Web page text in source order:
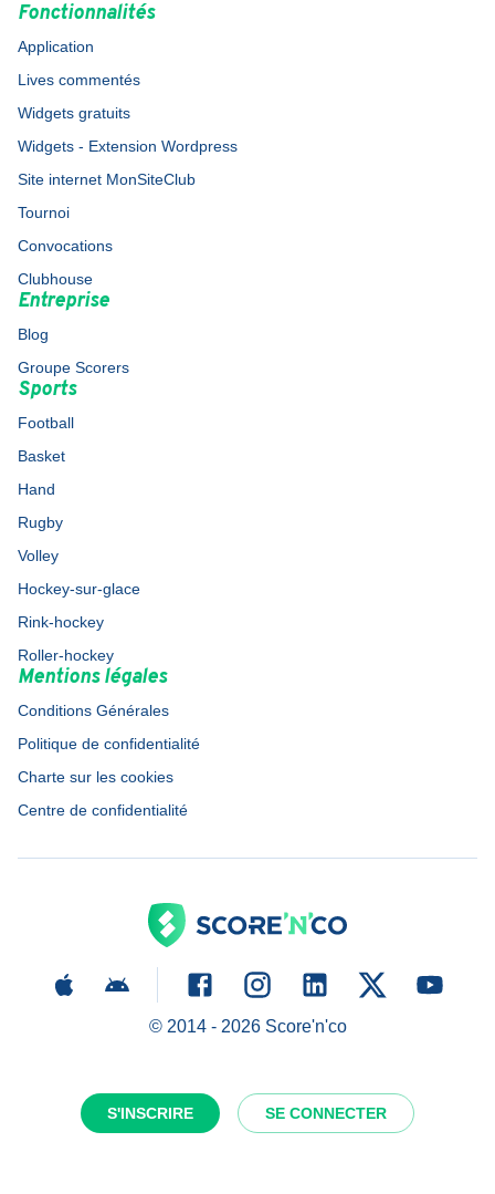
S'INSCRIRE SE CONNECTER
Fonctionnalités
Application
Lives commentés
Widgets gratuits
Widgets - Extension Wordpress
Site internet MonSiteClub
Tournoi
Convocations
Clubhouse
Entreprise
Blog
Groupe Scorers
Sports
Football
Basket
Hand
Rugby
Volley
Hockey-sur-glace
Rink-hockey
Roller-hockey
Mentions légales
Conditions Générales
Politique de confidentialité
Charte sur les cookies
Centre de confidentialité
© 2014 - 2026Score'n'co